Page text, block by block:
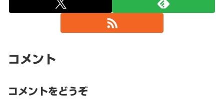
コメント
コメントをどうぞ